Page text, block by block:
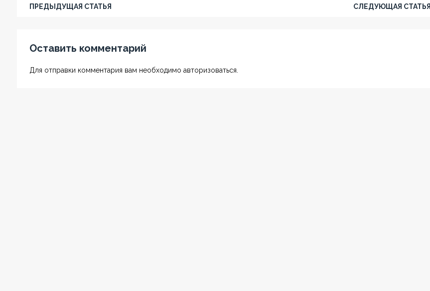
ПРЕДЫДУЩАЯ СТАТЬЯ СЛЕДУЮЩАЯ СТАТЬЯ
Оставить комментарий
Для отправки комментария вам необходимо авторизоваться.